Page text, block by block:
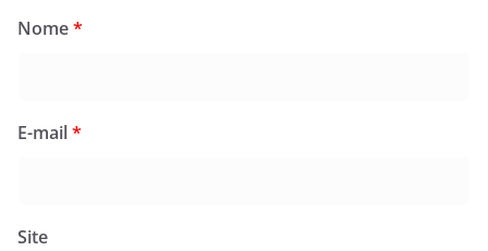
Nome*
E-mail*
Site